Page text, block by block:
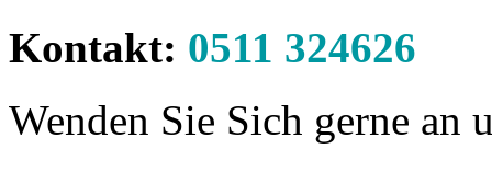
Kontakt: 0511 324626
Wenden Sie Sich gerne an